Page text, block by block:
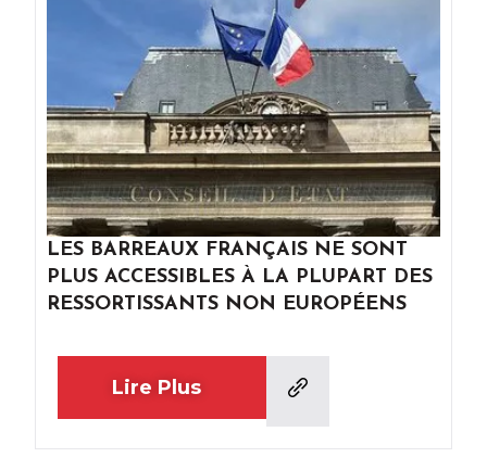
LES BARREAUX FRANÇAIS NE SONT
PLUS ACCESSIBLES À LA PLUPART DES
RESSORTISSANTS NON EUROPÉENS
Lire Plus